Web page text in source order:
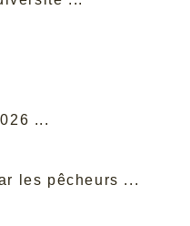
...
les pêcheurs ...